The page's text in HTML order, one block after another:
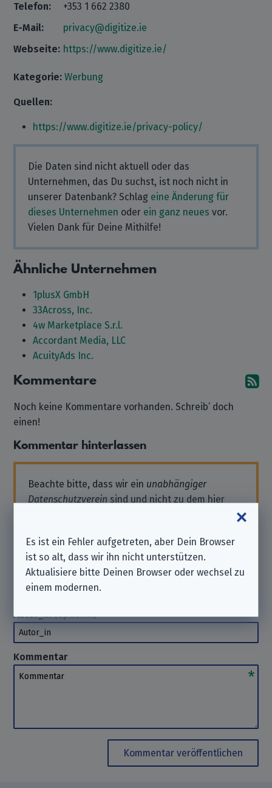
Telefon:
+353 1 662 2380
E-Mail:
privacy@digitize.ie
Webseite: https://www.digitize.ie/
Kategorie: Werbung
Quellen:
https://www.digitize.ie/privacy-policy/
Die Daten sind nicht aktuell oder das
Unternehmen, das Du suchst, ist noch nicht in
unserer Datenbank? Schlag eine Änderung für
dieses Unternehmen oder ein ganz neues vor.
Vielen Dank für Deine Mithilfe!
Ähnliche Unternehmen
1plusX GmbH
33Across, Inc.
4w Marketplace S.r.l.
Accordant Media, LLC
AcuityAds Inc.
Kommentare
Noch keine Kommentare vorhanden. Schreib’ doch
einen!
Kommentar hinterlassen
Beachte bitte, dass wir ein unabhängiger
Datenschutzverein sind und nicht zu dem hier
Anfrage stellen wollen, wende Dich bitte direkt
an das Unternehmen. Wir können Dir hierbei
nichthelfen. Danke für Dein Verständnis.
Autor_in(optional)
Autor_in
Kommentar
Kommentar
Kommentar veröffentlichen
Es ist ein Fehler aufgetreten, aber Dein Browser
ist so alt, dass wir ihn nicht unterstützen.
Aktualisiere bitte Deinen Browser oder wechsel zu
einem modernen.